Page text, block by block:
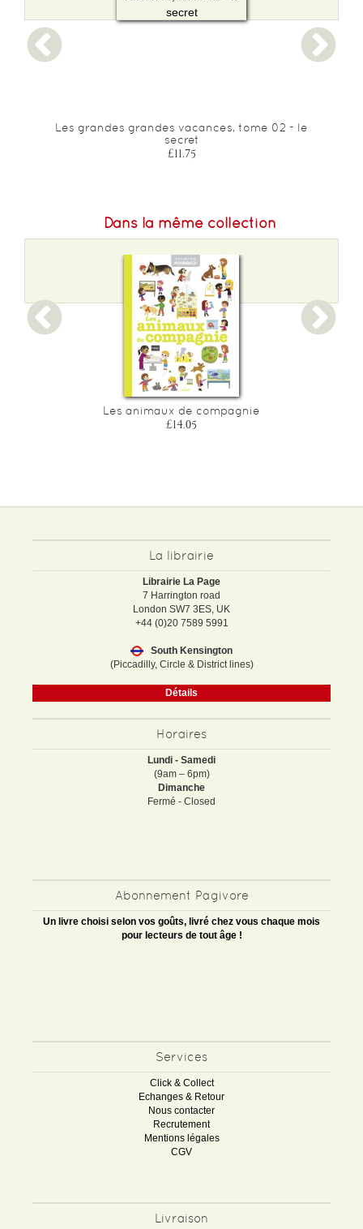
Les grandes grandes vacances, tome 02 - le
secret
£11.75
Dans la même collection
Les animaux de compagnie
£14.05
La librairie
Librairie La Page
7 Harrington road
London SW7 3ES, UK
+44 (0)20 7589 5991
South Kensington
(Piccadilly, Circle & District lines)
Détails
Horaires
Lundi - Samedi
(9am – 6pm)
Dimanche
Fermé - Closed
Abonnement Pagivore
Un livre choisi selon vos goûts, livré chez vous chaque mois
pour lecteurs de tout âge !
Services
Click & Collect
Echanges & Retour
Nous contacter
Recrutement
Mentions légales
CGV
Livraison